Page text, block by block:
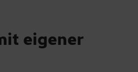
eigener